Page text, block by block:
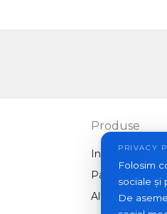
Produse
Interfoane
Panouri
Alte
PRIVACY
Folosim
sociale și
De